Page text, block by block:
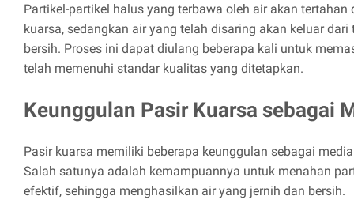
Partikel-partikel halus yang terbawa oleh air akan
kuarsa, sedangkan air yang telah disaring akan keluar
bersih. Proses ini dapat diulang beberapa kali untuk
telah memenuhi standar kualitas yang ditetapkan.
Keunggulan Pasir Kuarsa sebagai
Pasir kuarsa memiliki beberapa keunggulan sebagai
Salah satunya adalah kemampuannya untuk menahan
efektif, sehingga menghasilkan air yang jernih dan bersih.